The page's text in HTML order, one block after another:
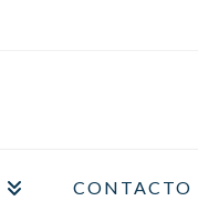
CONTACTO